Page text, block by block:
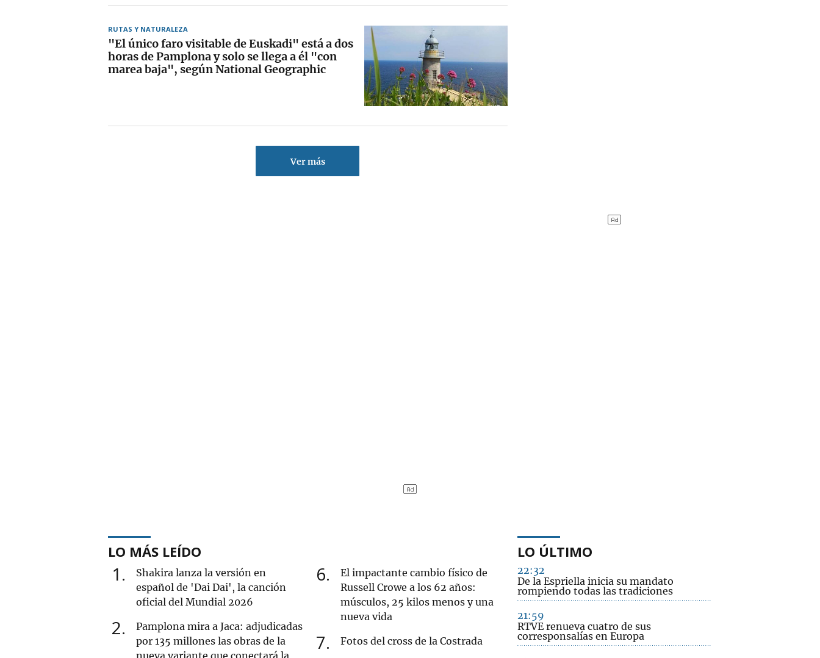
RUTAS Y NATURALEZA
"El único faro visitable de Euskadi" está a dos
horas de Pamplona y solo se llega a él "con
marea baja", según National Geographic
Ver más
LO MÁS LEÍDO
1
Shakira lanza la versión en
español de 'Dai Dai', la canción
oficial del Mundial 2026
2
Pamplona mira a Jaca: adjudicadas
por 135 millones las obras de la
nueva variante que conectará la
6
El impactante cambio físico de
Russell Crowe a los 62 años:
músculos, 25 kilos menos y una
nueva vida
7 Fotos del cross de la Costrada
LO ÚLTIMO
22:32
De la Espriella inicia su mandato
rompiendo todas las tradiciones
21:59
RTVE renueva cuatro de sus
corresponsalías en Europa